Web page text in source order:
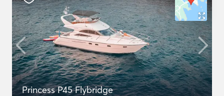
Princess P45 Flybridge